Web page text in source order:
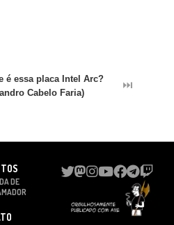
é essa placa Intel Arc?
Cabelo Faria)
⏭
DE